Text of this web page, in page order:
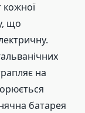
кожної
що
на
батарея